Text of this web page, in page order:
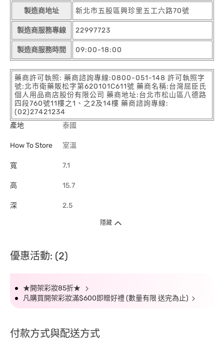
製造商地址 新北市五股區興珍里五工六路70號
製造商服務專線 22997723
製造商服務時間 09:00-18:00
藥商許可執照: 藥商諮詢專線:0800-051-148 許可執照字
號:北市衛藥販松字第620101C611號 藥商名稱:台灣屈臣氏
個人用品商店股份有限公司 藥商地址:台北市松山區八德路
四段760號11樓之1、之2及14樓 藥商諮詢專線:
(02)27421234
產地
泰國
How To Store 室溫
寬 7.1
高 15.7
深 2.5
隱藏
優惠活動: (2)
★開架彩妝85折★
凡購買開架彩妝滿$600即贈好禮 (數量有限 送完為止)
付款方式與配送方式